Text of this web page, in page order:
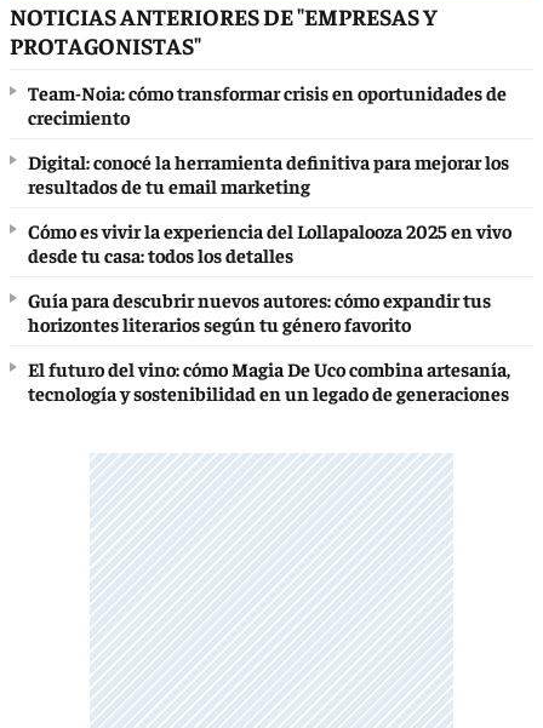
NOTICIAS ANTERIORES DE "EMPRESAS Y
PROTAGONISTAS"
Team-Noia: cómo transformar crisis en oportunidades de
crecimiento
Digital: conocé la herramienta definitiva para mejorar los
resultados de tu email marketing
Cómo es vivir la experiencia del Lollapalooza 2025 en vivo
desde tu casa: todos los detalles
Guía para descubrir nuevos autores: cómo expandir tus
horizontes literarios según tu género favorito
El futuro del vino: cómo Magia De Uco combina artesanía,
tecnología y sostenibilidad en un legado de generaciones